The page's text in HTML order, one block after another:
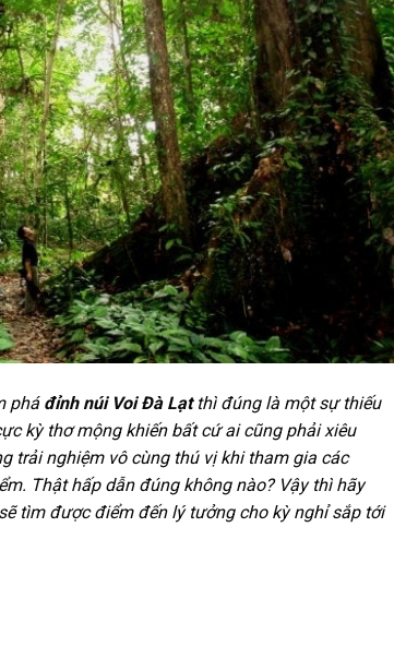
phá đỉnh núi Voi Đà Lạt thì đúng là một sự thiếu
kỳ thơ mộng khiến bất cứ ai cũng phải xiêu
trải nghiệm vô cùng thú vị khi tham gia các
Thật hấp dẫn đúng không nào? Vậy thì hãy
tìm được điểm đến lý tưởng cho kỳ nghỉ sắp tới